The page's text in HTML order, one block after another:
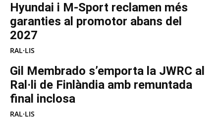
Hyundai i M-Sport reclamen més
garanties al promotor abans del
2027
RAL·LIS
Gil Membrado s’emporta la JWRC al
Ral·li de Finlàndia amb remuntada
final inclosa
RAL·LIS